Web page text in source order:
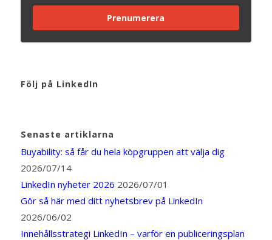
Prenumerera
Följ på LinkedIn
Senaste artiklarna
Buyability: så får du hela köpgruppen att välja dig
2026/07/14
LinkedIn nyheter 2026 2026/07/01
Gör så här med ditt nyhetsbrev på LinkedIn
2026/06/02
Innehållsstrategi LinkedIn – varför en publiceringsplan